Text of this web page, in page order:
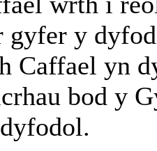
gyfer y
Caffael yn
bod y